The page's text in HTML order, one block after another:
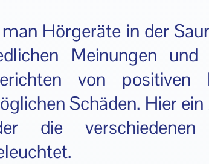
Hörgeräte in der
Meinungen und
von positiven
Schäden. Hier
die verschiedenen